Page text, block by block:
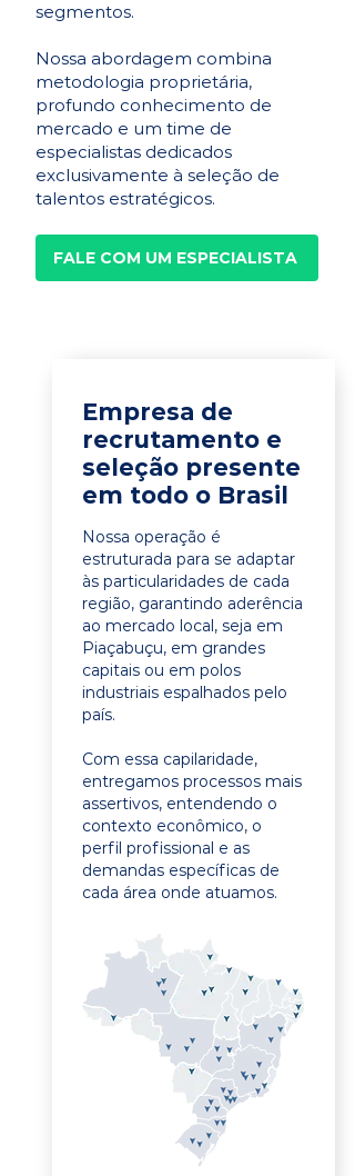
segmentos.
Nossa abordagem combina
metodologia proprietária,
profundo conhecimento de
mercado e um time de
especialistas dedicados
exclusivamente à seleção de
talentos estratégicos.
FALE COM UM ESPECIALISTA
Empresa de
recrutamento e
seleção presente
em todo o Brasil
Nossa operação é
estruturada para se adaptar
às particularidades de cada
região, garantindo aderência
ao mercado local, seja em
Piaçabuçu, em grandes
capitais ou em polos
industriais espalhados pelo
país.
Com essa capilaridade,
entregamos processos mais
assertivos, entendendo o
contexto econômico, o
perfil profissional e as
demandas específicas de
cada área onde atuamos.